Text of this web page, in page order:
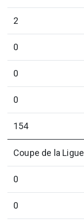
2
0
0
0
154
Coupe de la Ligue
0
0